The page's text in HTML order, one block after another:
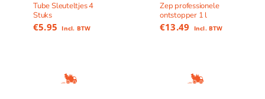
Tube Sleuteltjes 4
Stuks
€5.95 Incl. BTW
Zep professionele
ontstopper 1 l
€13.49 Incl. BTW